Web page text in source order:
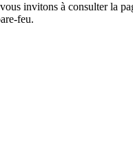
invitons à consulter la
feu.